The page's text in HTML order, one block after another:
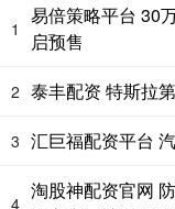
1
易倍策略平台 30
启预售
2 泰丰配资 特斯拉
3 汇巨福配资平台
4
淘股神配资官网